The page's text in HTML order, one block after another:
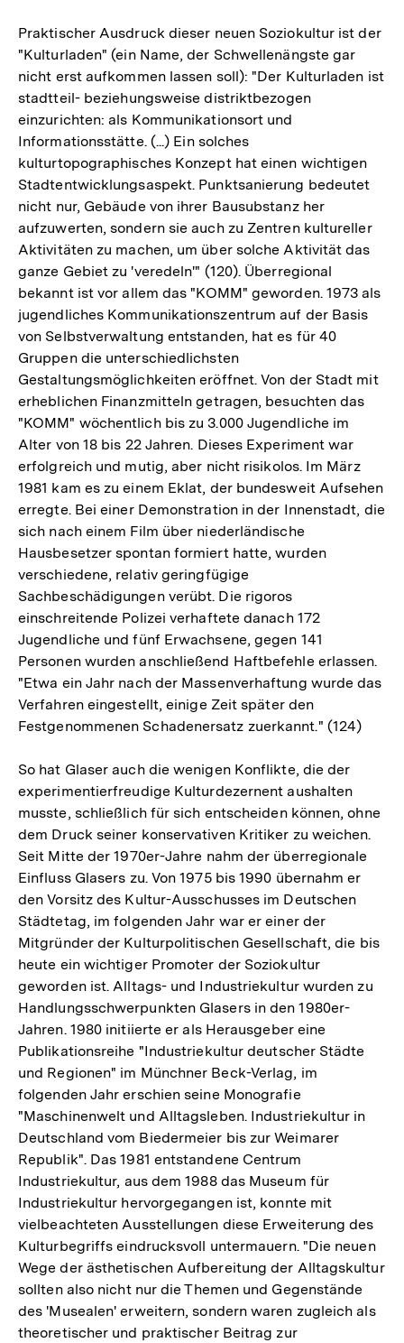
Praktischer Ausdruck dieser neuen Soziokultur ist der
"Kulturladen" (ein Name, der Schwellenängste gar
nicht erst aufkommen lassen soll): "Der Kulturladen ist
stadtteil- beziehungsweise distriktbezogen
einzurichten: als Kommunikationsort und
Informationsstätte. (...) Ein solches
kulturtopographisches Konzept hat einen wichtigen
Stadtentwicklungsaspekt. Punktsanierung bedeutet
nicht nur, Gebäude von ihrer Bausubstanz her
aufzuwerten, sondern sie auch zu Zentren kultureller
Aktivitäten zu machen, um über solche Aktivität das
ganze Gebiet zu 'veredeln'" (120). Überregional
bekannt ist vor allem das "KOMM" geworden. 1973 als
jugendliches Kommunikationszentrum auf der Basis
von Selbstverwaltung entstanden, hat es für 40
Gruppen die unterschiedlichsten
Gestaltungsmöglichkeiten eröffnet. Von der Stadt mit
erheblichen Finanzmitteln getragen, besuchten das
"KOMM" wöchentlich bis zu 3.000 Jugendliche im
Alter von 18 bis 22 Jahren. Dieses Experiment war
erfolgreich und mutig, aber nicht risikolos. Im März
1981 kam es zu einem Eklat, der bundesweit Aufsehen
erregte. Bei einer Demonstration in der Innenstadt, die
sich nach einem Film über niederländische
Hausbesetzer spontan formiert hatte, wurden
verschiedene, relativ geringfügige
Sachbeschädigungen verübt. Die rigoros
einschreitende Polizei verhaftete danach 172
Jugendliche und fünf Erwachsene, gegen 141
Personen wurden anschließend Haftbefehle erlassen.
"Etwa ein Jahr nach der Massenverhaftung wurde das
Verfahren eingestellt, einige Zeit später den
Festgenommenen Schadenersatz zuerkannt." (124)
So hat Glaser auch die wenigen Konflikte, die der
experimentierfreudige Kulturdezernent aushalten
musste, schließlich für sich entscheiden können, ohne
dem Druck seiner konservativen Kritiker zu weichen.
Seit Mitte der 1970er-Jahre nahm der überregionale
Einfluss Glasers zu. Von 1975 bis 1990 übernahm er
den Vorsitz des Kultur-Ausschusses im Deutschen
Städtetag, im folgenden Jahr war er einer der
Mitgründer der Kulturpolitischen Gesellschaft, die bis
heute ein wichtiger Promoter der Soziokultur
geworden ist. Alltags- und Industriekultur wurden zu
Handlungsschwerpunkten Glasers in den 1980er-
Jahren. 1980 initiierte er als Herausgeber eine
Publikationsreihe "Industriekultur deutscher Städte
und Regionen" im Münchner Beck-Verlag, im
folgenden Jahr erschien seine Monografie
"Maschinenwelt und Alltagsleben. Industriekultur in
Deutschland vom Biedermeier bis zur Weimarer
Republik". Das 1981 entstandene Centrum
Industriekultur, aus dem 1988 das Museum für
Industriekultur hervorgegangen ist, konnte mit
vielbeachteten Ausstellungen diese Erweiterung des
Kulturbegriffs eindrucksvoll untermauern. "Die neuen
Wege der ästhetischen Aufbereitung der Alltagskultur
sollten also nicht nur die Themen und Gegenstände
des 'Musealen' erweitern, sondern waren zugleich als
theoretischer und praktischer Beitrag zur